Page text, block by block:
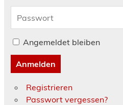
Angemeldet bleiben
Anmelden
Registrieren
Passwort vergessen?